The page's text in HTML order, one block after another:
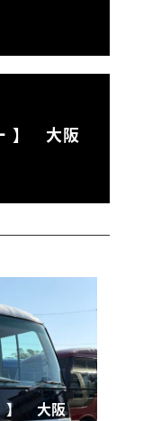
】 大阪
】 大阪